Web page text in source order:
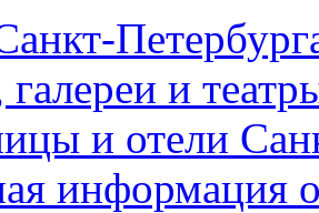
и
и отели
информация